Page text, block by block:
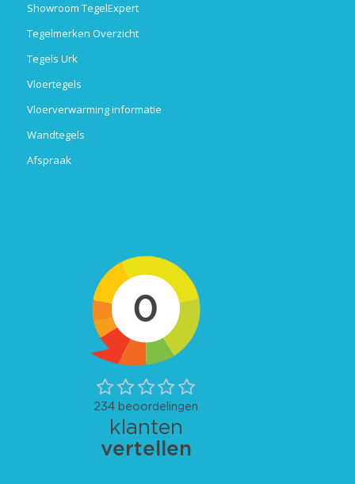
Showroom TegelExpert
Tegelmerken Overzicht
Tegels Urk
Vloertegels
Vloerverwarming informatie
Wandtegels
Afspraak